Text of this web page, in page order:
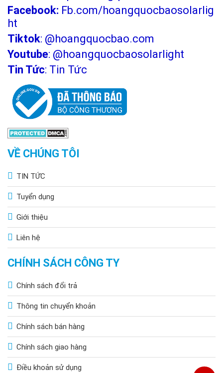
Facebook: Fb.com/hoangquocbaosolarlig
ht
Tiktok: @hoangquocbao.com
Youtube: @hoangquocbaosolarlight
Tin Tức: Tin Tức
VỀ CHÚNG TÔI
TIN TỨC
Tuyển dụng
Giới thiệu
Liên hệ
CHÍNH SÁCH CÔNG TY
Chính sách đổi trả
Thông tin chuyển khoản
Chính sách bán hàng
Chính sách giao hàng
Điều khoản sử dụng